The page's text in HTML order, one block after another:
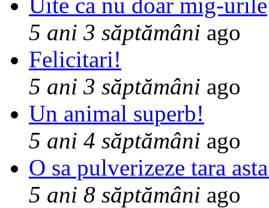
5 ani 3 săptămâni ago
Felicitari!
5 ani 3 săptămâni ago
Un animal superb!
5 ani 4 săptămâni ago
O sa pulverizeze tara
5 ani 8 săptămâni ago